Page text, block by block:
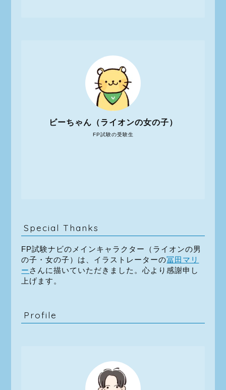
FP試験の受験生
ビーちゃん（ライオンの女の子）
Special Thanks
FP試験ナビのメインキャラクター（ライオンの男
の子・女の子）は、イラストレーターの冨田マリ
ー さんに描いていただきました。心より感謝申し
上げます。
Profile